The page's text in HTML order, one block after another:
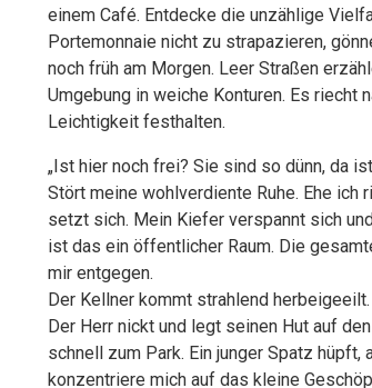
einem Café. Entdecke die unzählige
Portemonnaie nicht zu strapazieren,
noch früh am Morgen. Leer Straßen
Umgebung in weiche Konturen. Es riecht
Leichtigkeit festhalten.
„Ist hier noch frei? Sie sind so dünn, da
Stört meine wohlverdiente Ruhe. Ehe ich
setzt sich. Mein Kiefer verspannt sich
ist das ein öffentlicher Raum. Die
mir entgegen.
Der Kellner kommt strahlend
Der Herr nickt und legt seinen Hut auf
schnell zum Park. Ein junger Spatz
konzentriere mich auf das kleine